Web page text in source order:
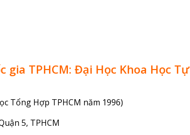
TPHCM: Đại Học Khoa Học Tự
Tổng Hợp TPHCM năm 1996)
5, TPHCM